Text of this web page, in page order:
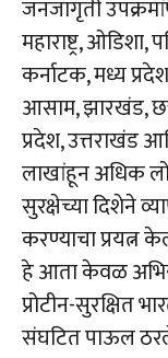
जनजागृती
महाराष्ट्र,
कर्नाटक, मध्य
आसाम, झारखंड,
प्रदेश, उत्तराखंड
लाखांहून अधिक
सुरक्षेच्या दिशेने
करण्याचा प्रयत्न
हे आता केवळ
प्रोटीन-सुरक्षित
संघटित पाऊल